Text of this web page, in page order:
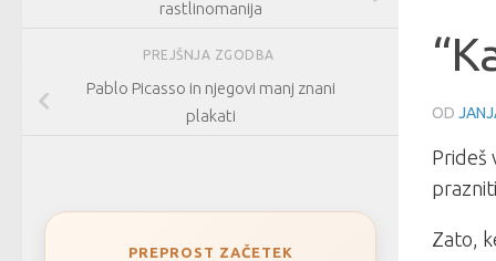
OD
Prideš
Zato,
rastlinomanija
PREJŠNJA ZGODBA
Pablo Picasso in njegovi manj znani
plakati
PREPROST ZAČETEK